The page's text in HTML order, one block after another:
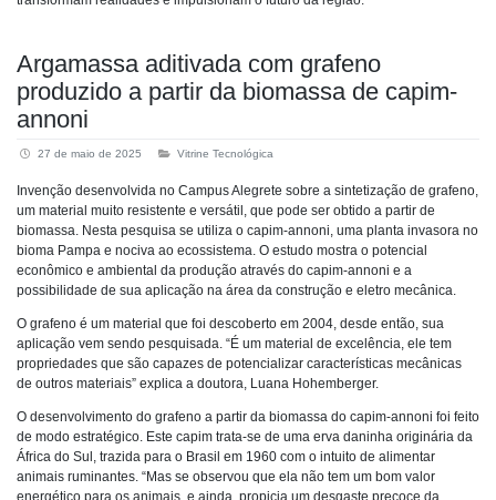
Argamassa aditivada com grafeno
produzido a partir da biomassa de capim-
annoni
27 de maio de 2025 Vitrine Tecnológica
Invenção desenvolvida no Campus Alegrete sobre a sintetização de grafeno,
um material muito resistente e versátil, que pode ser obtido a partir de
biomassa. Nesta pesquisa se utiliza o capim-annoni, uma planta invasora no
bioma Pampa e nociva ao ecossistema. O estudo mostra o potencial
econômico e ambiental da produção através do capim-annoni e a
possibilidade de sua aplicação na área da construção e eletro mecânica.
O grafeno é um material que foi descoberto em 2004, desde então, sua
aplicação vem sendo pesquisada. “É um material de excelência, ele tem
propriedades que são capazes de potencializar características mecânicas
de outros materiais” explica a doutora, Luana Hohemberger.
O desenvolvimento do grafeno a partir da biomassa do capim-annoni foi feito
de modo estratégico. Este capim trata-se de uma erva daninha originária da
África do Sul, trazida para o Brasil em 1960 com o intuito de alimentar
animais ruminantes. “Mas se observou que ela não tem um bom valor
energético para os animais, e ainda, propicia um desgaste precoce da